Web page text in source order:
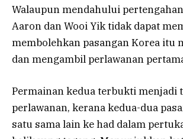
Walaupun mendahului
Aaron dan Wooi Yik tidak dapat
membolehkan pasangan Korea itu
dan mengambil perlawanan
Permainan kedua terbukti menjadi
perlawanan, kerana kedua-dua
satu sama lain ke had dalam